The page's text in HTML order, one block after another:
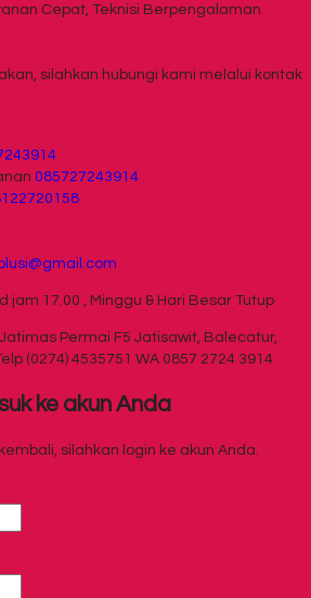
Cepat, Teknisi Berpengalaman
silahkan hubungi kami melalui kontak
085727243914
jam 17.00 , Minggu & Hari Besar Tutup
Permai F5 Jatisawit, Balecatur,
(0274) 4535751 WA 0857 2724 3914
ke akun Anda
silahkan login ke akun Anda.